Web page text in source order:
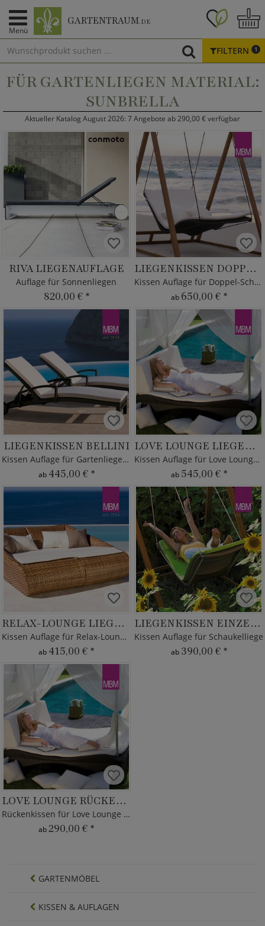
Menü
GARTENTRAUM.DE
FILTERN 1
FÜR GARTENLIEGEN MATERIAL:
SUNBRELLA
Aktueller Katalog August 2026: 7 Angebote ab 290,00 € verfügbar
RIVA LIEGENAUFLAGE
Auflage für Sonnenliegen
820,00 € *
LIEGENKISSEN DOPPELLIEGE HEAVEN SWING
Kissen Auflage für Doppel-Schaukelliege
ab 650,00 € *
LIEGENKISSEN BELLINI
Kissen Auflage für Gartenliege Bellini
ab 445,00 € *
LOVE LOUNGE LIEGENKISSEN
Kissen Auflage für Love Lounge Bellini
ab 545,00 € *
RELAX-LOUNGE LIEGENKISSEN
Kissen Auflage für Relax-Lounge Madrigal
ab 415,00 € *
LIEGENKISSEN EINZELLIEGE HEAVEN SWING
Kissen Auflage für Schaukelliege
ab 390,00 € *
LOVE LOUNGE RÜCKENKISSEN
Rückenkissen für Love Lounge Bellini
ab290,00 € *
GARTENMÖBEL
KISSEN & AUFLAGEN